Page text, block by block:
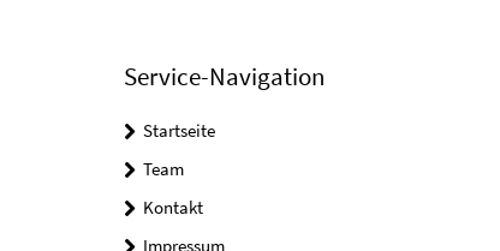
Service-Navigation
Startseite
Team
Kontakt
Impressum